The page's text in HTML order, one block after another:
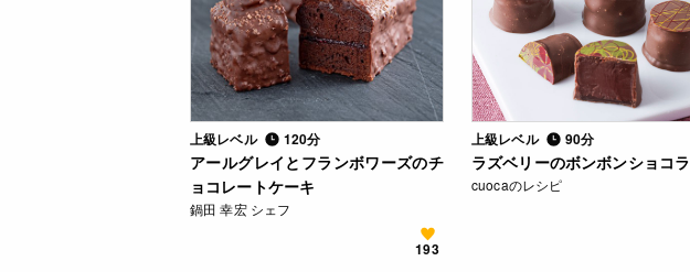
上級レベル 120分
アールグレイとフランボワーズのチ
ョコレートケーキ
鍋田 幸宏 シェフ
193
上級レベル 90分
ラズベリーのボンボンショコラ
cuocaのレシピ